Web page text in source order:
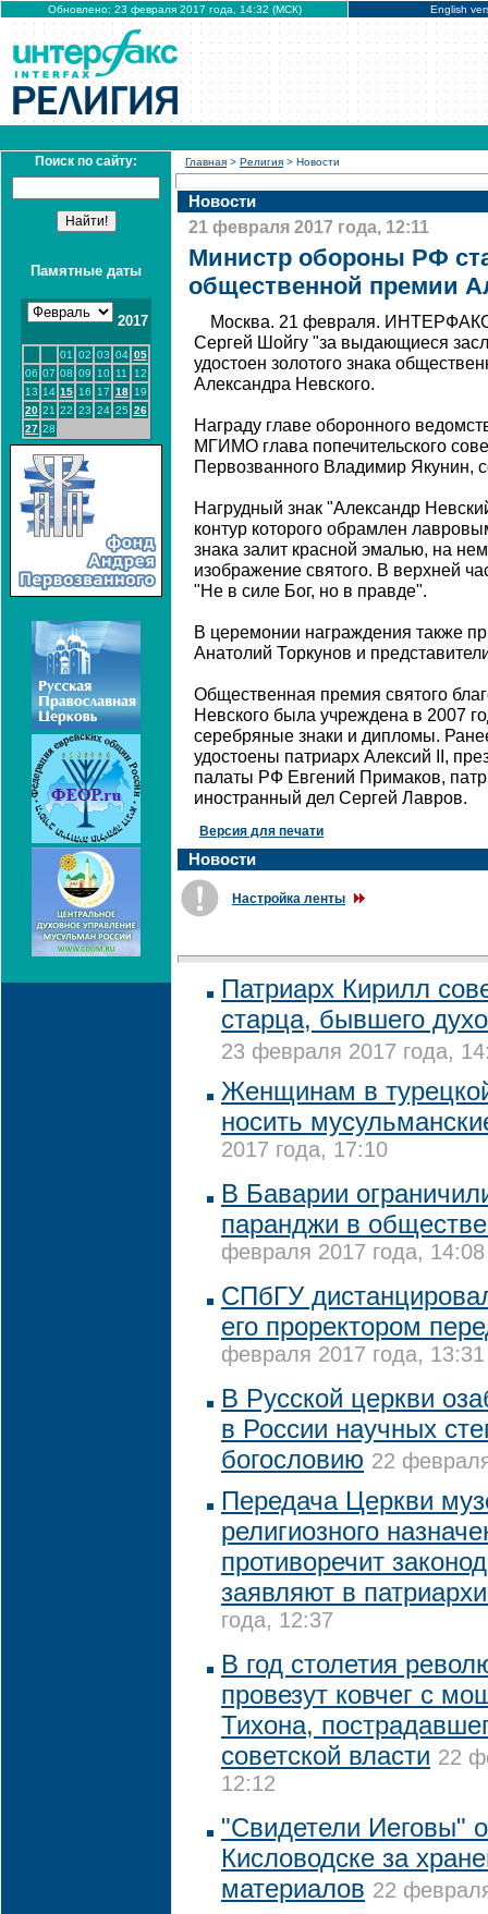
Обновлено: 23 февраля 2017 года, 14:32 (МСК) English
Поиск по сайту:
Памятные даты
2017
01 02 03 04 05
06 07 08 09 10 11
12
13 14 15 16 17 18 19
20 21 22 23 24 25 26
27 28
Главная > Религия > Новости
Новости
21 февраля 2017 года, 12:11
Министр обороны РФ
общественной премии
Москва. 21 февраля.
Сергей Шойгу "за выдающиеся
удостоен золотого знака
Александра Невского.
Награду главе оборонного
МГИМО глава попечительского
Первозванного Владимир Якунин,
Нагрудный знак "Александр
контур которого обрамлен
знака залит красной эмалью, на
изображение святого. В верхней
"Не в силе Бог, но в правде".
В церемонии награждения также
Анатолий Торкунов и
Общественная премия святого
Невского была учреждена в 2007
серебряные знаки и дипломы.
удостоены патриарх Алексий II,
палаты РФ Евгений Примаков,
иностранный дел Сергей Лавров.
Версия для печати
Новости
Настройка ленты
Патриарх Кирилл
старца, бывшего
23 февраля 2017 года,
Женщинам в
носить
2017 года, 17:10
В Баварии
паранджи в
февраля 2017 года, 14:08
СПбГУ
его проректором
февраля 2017 года, 13:31
В Русской церкви
в России научных
богословию 22
Передача Церкви
религиозного
противоречит
заявляют в
года, 12:37
В год столетия
провезут ковчег с
Тихона,
советской власти 22
12:12
"Свидетели Иеговы"
Кисловодске за
материалов 22